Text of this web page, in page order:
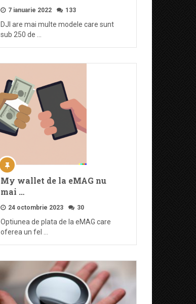
7 ianuarie 2022 133
DJI are mai multe modele care sunt
sub 250 de …
My wallet de la eMAG nu
mai …
24 octombrie 2023 30
Optiunea de plata de la eMAG care
oferea un fel …